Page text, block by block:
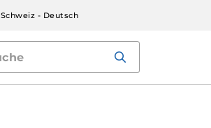
Schweiz - Deutsch